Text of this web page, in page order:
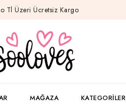
Tl Üzeri Ücretsiz Kargo
MAĞAZA KATEGORILER